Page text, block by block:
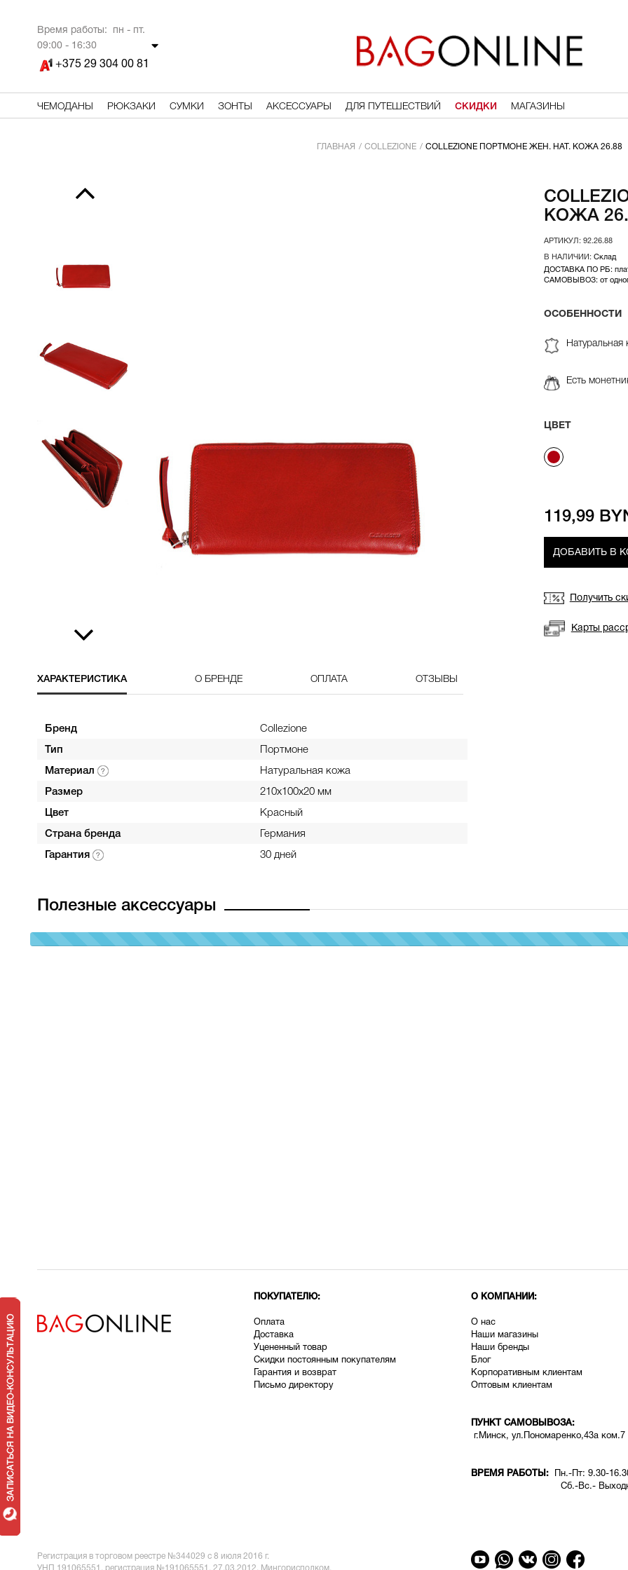
Время работы: пн - пт.
09:00 - 16:30
+375 29 304 00 81
ЧЕМОДАНЫ РЮКЗАКИ СУМКИ ЗОНТЫ АКСЕССУАРЫ ДЛЯ ПУТЕШЕСТВИЙ СКИДКИ МАГАЗИНЫ
ГЛАВНАЯ COLLEZIONE COLLEZIONE ПОРТМОНЕ ЖЕН. НАТ. КОЖА 26.88
КОЖА
92.26.88
Склад
ДОСТАВКА ПО РБ:
САМОВЫВОЗ: от
ОСОБЕННОСТИ
Натуральная
Есть
ЦВЕТ
119,99
ДОБАВИТЬ В
Получить
Карты
ХАРАКТЕРИСТИКА О БРЕНДЕ ОПЛАТА ОТЗЫВЫ
Бренд Collezione
Тип Портмоне
Материал Натуральная кожа
Размер 210х100х20 мм
Цвет Красный
Страна бренда Германия
Гарантия 30 дней
Полезные аксессуары
100%
ПОКУПАТЕЛЮ:
Оплата
Доставка
Уцененный товар
Скидки постоянным покупателям
Гарантия и возврат
Письмо директору
О КОМПАНИИ:
О нас
Наши магазины
Наши бренды
Блог
Корпоративным клиентам
Оптовым клиентам
ПУНКТ САМОВЫВОЗА:
г.Минск, ул.Пономаренко,43а ком.7
ВРЕМЯ РАБОТЫ: Пн.-Пт: 9.30-
Сб.-Вс.-
Регистрация в торговом реестре №344029 с 8 июля 2016 г.
УНП 191065551, регистрация №191065551, 27.03.2012, Мингорисполком.